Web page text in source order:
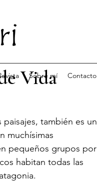
Sobre mí Contacto
Vida
también es un
muchísimas
pequeños grupos por
habitan todas las